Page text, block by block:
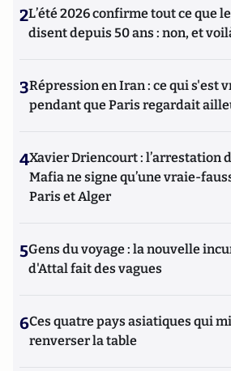
2L’été 2026 confirme tout ce que
disent depuis 50 ans : non, et
3Répression en Iran : ce qui s'est
pendant que Paris regardait
4Xavier Driencourt : l’arrestation
Mafia ne signe qu’une vraie-
Paris et Alger
5Gens du voyage : la nouvelle
d'Attal fait des vagues
6Ces quatre pays asiatiques qui
renverser la table